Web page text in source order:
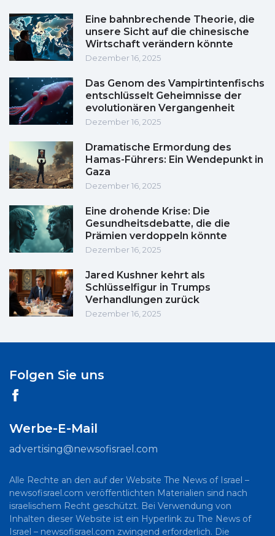
Eine bahnbrechende Theorie, die
unsere Sicht auf die chinesische
Wirtschaft verändern könnte
Dezember 16, 2025
Das Genom des Vampirtintenfischs
entschlüsselt Geheimnisse der
evolutionären Vergangenheit
Dezember 16, 2025
Dramatische Ermordung des
Hamas-Führers: Ein Wendepunkt in
Gaza
Dezember 16, 2025
Eine drohende Krise: Die
Gesundheitsdebatte, die die
Prämien verdoppeln könnte
Dezember 16, 2025
Jared Kushner kehrt als
Schlüsselfigur in Trumps
Verhandlungen zurück
Dezember 16, 2025
Folgen Sie uns
Werbe-E-Mail
advertising@newsofisrael.com
Alle Rechte an den auf der Website The News of Israel –
newsofisrael.com veröffentlichten Materialien sind nach
israelischem Recht geschützt. Bei Verwendung von
Inhalten dieser Website ist ein Hyperlink zu The News of
Israel – newsofisrael.com zwingend erforderlich. Die